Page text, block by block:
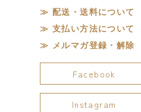
配送・送料について
支払い方法について
メルマガ登録・解除
Facebook
Instagram